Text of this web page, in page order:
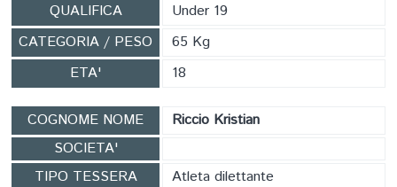
QUALIFICA
Under 19
CATEGORIA / PESO
65 Kg
ETA'
18
COGNOME NOME
Riccio Kristian
SOCIETA'
TIPO TESSERA
Atleta dilettante